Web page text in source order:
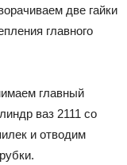
две гайки
главного
главный
ваз 2111 со
и отводим